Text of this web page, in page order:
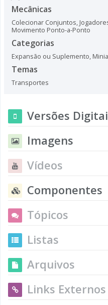
Mecânicas
Colecionar Conjuntos,
Movimento Ponto-a-Ponto
Categorias
Expansão ou Suplemento,
Temas
Transportes
Versões
Imagens
Vídeos
Componentes
Tópicos
Listas
Arquivos
Links Externos